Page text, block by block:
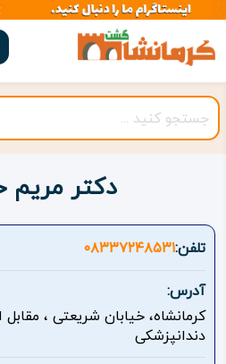
صفحه
اصلی
کرمانشاه
شهرستان
بیستون
روستاهای
هدف
اقامتگاه
دکتر
تلفن:۰۸۳۳۷۲۴۸۵۳۱
آدرس:
کرمانشاه، خیابان شریعتی ،
دندانپزشکی